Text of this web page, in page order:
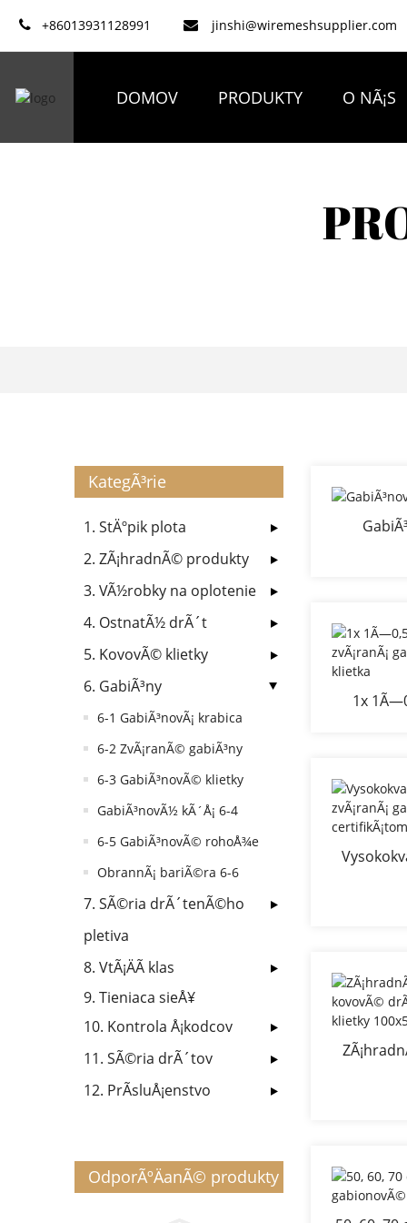
+86013931128991 jinshi@wiremeshsupplier.com
DOMOV PRODUKTY O NÃ¡S
KategÃ³rie
1. StÄºpik plota
2. ZÃ¡hradnÃ© produkty
3. VÃ½robky na oplotenie
4. OstnatÃ½ drÃ´t
5. KovovÃ© klietky
6. GabiÃ³ny
6-1 GabiÃ³novÃ¡ krabica
6-2 ZvÃ¡ranÃ© gabiÃ³ny
6-3 GabiÃ³novÃ© klietky
GabiÃ³novÃ½ kÃ´Å¡ 6-4
6-5 GabiÃ³novÃ© rohoÅ¾e
ObrannÃ¡ bariÃ©ra 6-6
7. SÃ©ria drÃ´tenÃ©ho
pletiva
8. VtÃ¡ÄÃ­ klas
9. Tieniaca sieÅ¥
10. Kontrola Å¡kodcov
11. SÃ©ria drÃ´tov
12. PrÃ­sluÅ¡enstvo
OdporÃºÄanÃ© produkty
1x